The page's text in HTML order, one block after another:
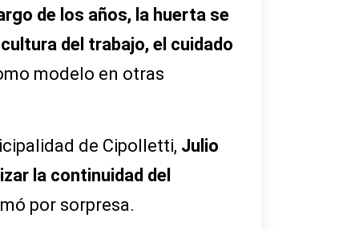
de los años, la huerta se
del trabajo, el cuidado
modelo en otras
de Cipolletti, Julio
la continuidad del
por sorpresa.